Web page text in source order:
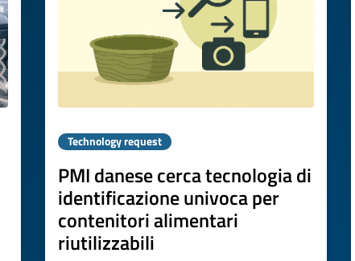
Technology request
PMI danese cerca tecnologia di
identificazione univoca per
contenitori alimentari
riutilizzabili